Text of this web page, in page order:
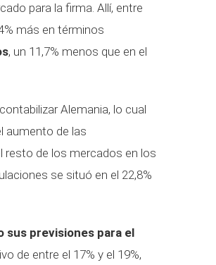
para la firma. Allí, entre
más en términos
, un 11,7% menos que en el
Alemania, lo cual
aumento de las
resto de los mercados en los
se situó en el 22,8%
sus previsiones para el
de entre el 17% y el 19%,